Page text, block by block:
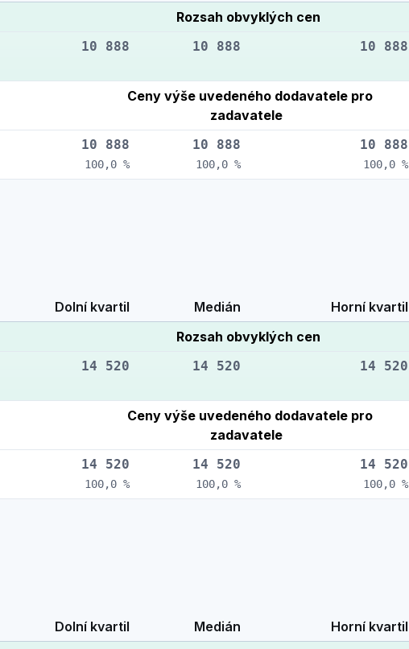
Rozsah obvyklých cen
10 888 10 888 10 888
Ceny výše uvedeného dodavatele pro
zadavatele
10 888
100,0 %
10 888
100,0 %
10 888
100,0 %
Dolní kvartil Medián Horní kvartil
Rozsah obvyklých cen
14 520 14 520 14 520
Ceny výše uvedeného dodavatele pro
zadavatele
14 520
100,0 %
14 520
100,0 %
14 520
100,0 %
Dolní kvartil Medián Horní kvartil